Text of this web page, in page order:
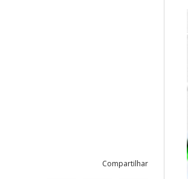
Compartilhar